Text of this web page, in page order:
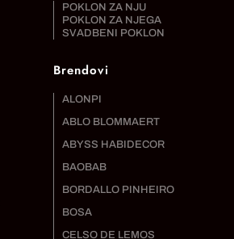
POKLON ZA NJU
POKLON ZA NJEGA
SVADBENI POKLON
Brendovi
ALONPI
ABLO BLOMMAERT
ABYSS HABIDECOR
BAOBAB
BORDALLO PINHEIRO
BOSA
CELSO DE LEMOS